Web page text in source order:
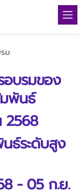
ม
อบรมของ
พันธ์
2568
ธ์ระดับสูง
- 05 ก.ย.